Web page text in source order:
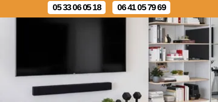
05 33 06 05 18 06 41 05 79 69